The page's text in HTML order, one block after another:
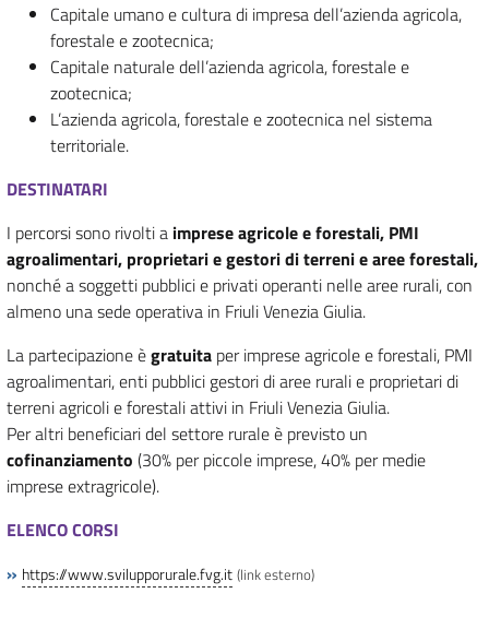
Capitale umano e cultura di impresa dell’azienda agricola,
forestale e zootecnica;
Capitale naturale dell’azienda agricola, forestale e
zootecnica;
L’azienda agricola, forestale e zootecnica nel sistema
territoriale.
DESTINATARI
I percorsi sono rivolti a imprese agricole e forestali, PMI
agroalimentari, proprietari e gestori di terreni e aree forestali,
nonché a soggetti pubblici e privati operanti nelle aree rurali, con
almeno una sede operativa in Friuli Venezia Giulia.
La partecipazione ègratuita per imprese agricole e forestali, PMI
agroalimentari, enti pubblici gestori di aree rurali e proprietari di
terreni agricoli e forestali attivi in Friuli Venezia Giulia.
Per altri beneficiari del settore rurale è previsto un
cofinanziamento (30% per piccole imprese, 40% per medie
imprese extragricole).
ELENCO CORSI
» https://www.svilupporurale.fvg.it (link esterno)